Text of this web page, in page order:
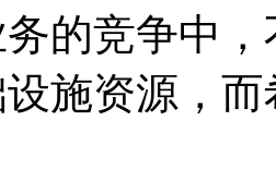
的竞争中
施资源